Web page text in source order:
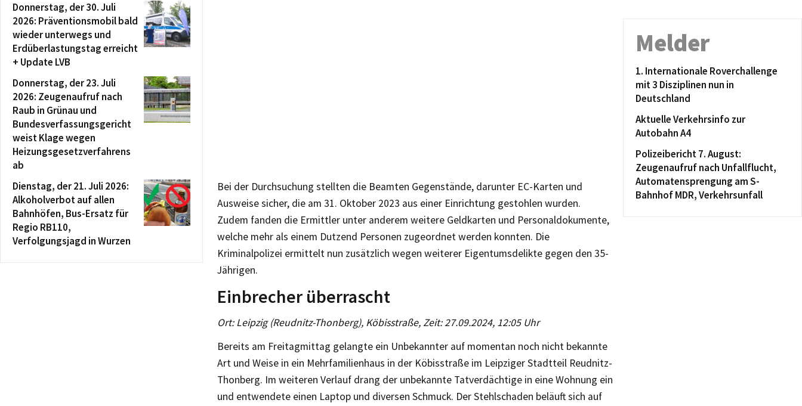
Bei der Durchsuchung stellten die Beamten Gegenstände, darunter EC-Karten und
Ausweise sicher, die am 31. Oktober 2023 aus einer Einrichtung gestohlen wurden.
Zudem fanden die Ermittler unter anderem weitere Geldkarten und Personaldokumente,
welche mehr als einem Dutzend Personen zugeordnet werden konnten. Die
Kriminalpolizei ermittelt nun zusätzlich wegen weiterer Eigentumsdelikte gegen den 35-
Jährigen.
Einbrecher überrascht
Ort: Leipzig (Reudnitz-Thonberg), Köbisstraße, Zeit: 27.09.2024, 12:05 Uhr
Bereits am Freitagmittag gelangte ein Unbekannter auf momentan noch nicht bekannte
Art und Weise in ein Mehrfamilienhaus in der Köbisstraße im Leipziger Stadtteil Reudnitz-
Thonberg. Im weiteren Verlauf drang der unbekannte Tatverdächtige in eine Wohnung ein
und entwendete einen Laptop und diversen Schmuck. Der Stehlschaden beläuft sich auf
Donnerstag, der 30. Juli
2026: Präventionsmobil bald
wieder unterwegs und
Erdüberlastungstag erreicht
+ Update LVB
Donnerstag, der 23. Juli
2026: Zeugenaufruf nach
Raub in Grünau und
Bundesverfassungsgericht
weist Klage wegen
Heizungsgesetzverfahrens
ab
Dienstag, der 21. Juli 2026:
Alkoholverbot auf allen
Bahnhöfen, Bus-Ersatz für
Regio RB110,
Verfolgungsjagd in Wurzen
Melder
1. Internationale Roverchallenge
mit 3 Disziplinen nun in
Deutschland
Aktuelle Verkehrsinfo zur
Autobahn A4
Polizeibericht 7. August:
Zeugenaufruf nach Unfallflucht,
Automatensprengung am S-
Bahnhof MDR, Verkehrsunfall